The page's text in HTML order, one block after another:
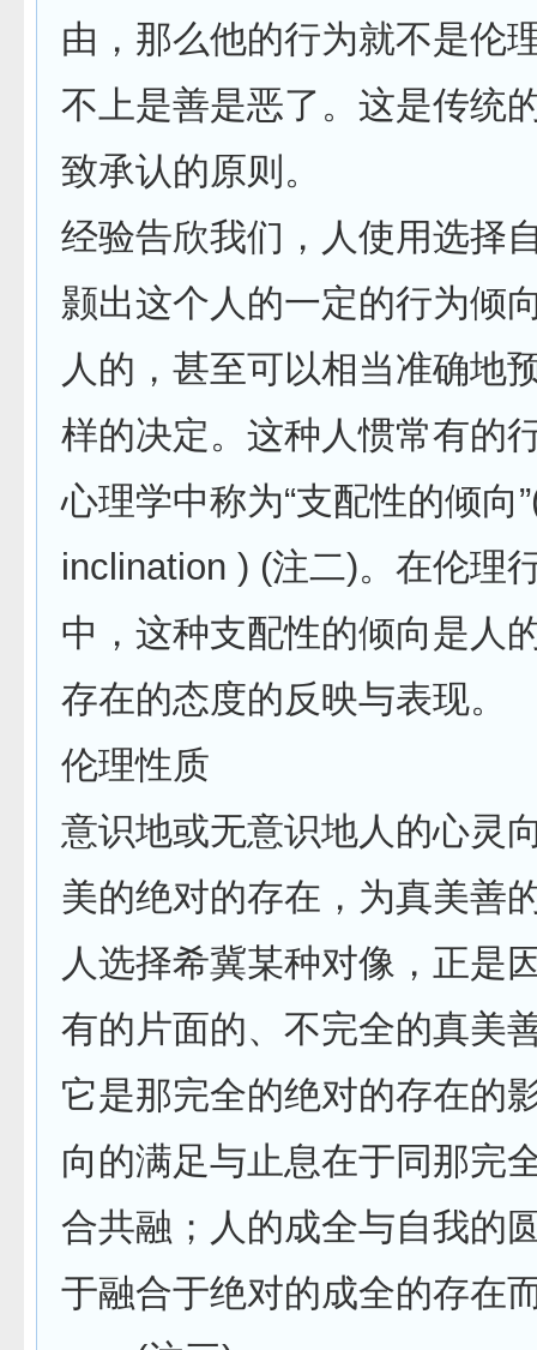
由，那么他的行为就不是伦
不上是善是恶了。这是传统
致承认的原则。
经验告欣我们，人使用选择
颢出这个人的一定的行为倾
人的，甚至可以相当准确地
样的决定。这种人惯常有的
心理学中称为“支配性的倾向
inclination ) (注二)。在伦理
中，这种支配性的倾向是人
存在的态度的反映与表现。
伦理性质
意识地或无意识地人的心灵
美的绝对的存在，为真美善
人选择希冀某种对像，正是
有的片面的、不完全的真美
它是那完全的绝对的存在的
向的满足与止息在于同那完
合共融；人的成全与自我的
于融合于绝对的成全的存在